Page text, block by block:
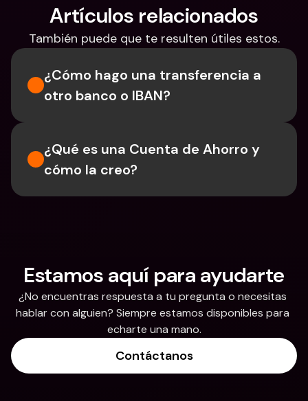
Artículos relacionados
También puede que te resulten útiles estos.
¿Cómo hago una transferencia a
otro banco o IBAN?
¿Qué es una Cuenta de Ahorro y
cómo la creo?
Estamos aquí para ayudarte
¿No encuentras respuesta a tu pregunta o necesitas
hablar con alguien? Siempre estamos disponibles para
echarte una mano.
Contáctanos